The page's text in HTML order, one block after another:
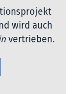
wird auch
vertrieben.